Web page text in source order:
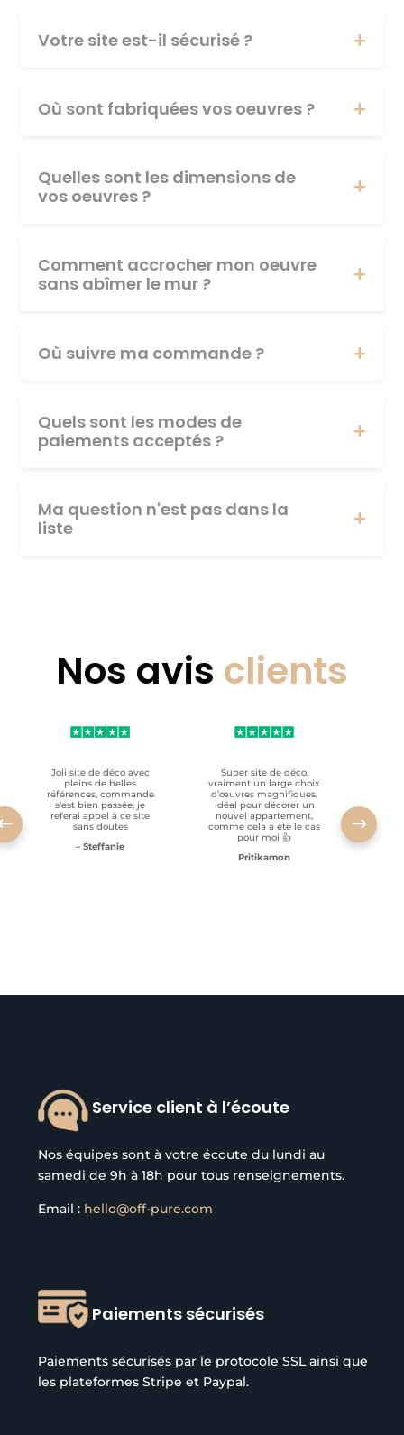
Votre site est-il sécurisé ?
Où sont fabriquées vos oeuvres ?
Quelles sont les dimensions de
vos oeuvres ?
Comment accrocher mon oeuvre
sans abîmer le mur ?
Où suivre ma commande ?
Quels sont les modes de
paiements acceptés ?
Ma question n'est pas dans la
liste
Nos avis clients
Joli site de déco avec
pleins de belles
références, commande
s’est bien passée, je
referai appel à ce site
sans doutes
– Steffanie
Super site de déco,
vraiment un large choix
d’œuvres magnifiques,
idéal pour décorer un
nouvel appartement,
comme cela a été le cas
pour moi 👍
Pritikamon
Service client à l’écoute
Nos équipes sont à votre écoute du lundi au
samedi de 9h à 18h pour tous renseignements.
Email : hello@off-pure.com
Paiements sécurisés
Paiements sécurisés par le protocole SSL ainsi que
les plateformes Stripe et Paypal.